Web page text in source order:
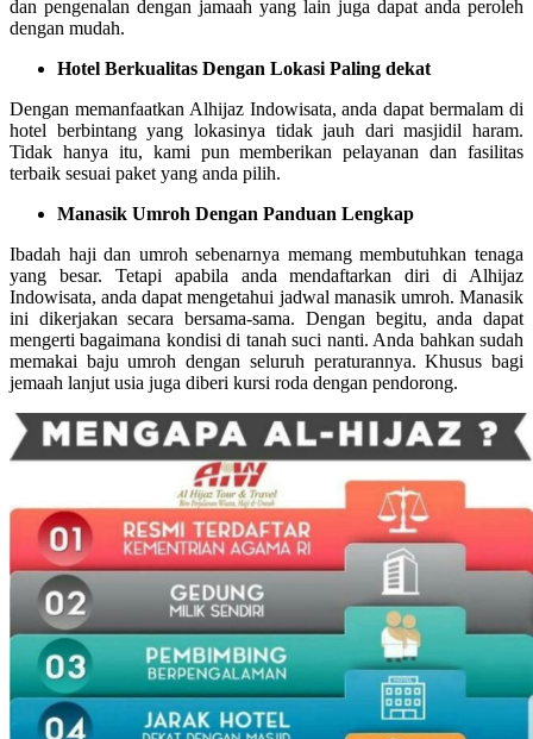
dan pengenalan dengan jamaah yang lain juga dapat anda peroleh
dengan mudah.
Hotel Berkualitas Dengan Lokasi Paling dekat
Dengan memanfaatkan Alhijaz Indowisata, anda dapat bermalam di
hotel berbintang yang lokasinya tidak jauh dari masjidil haram.
Tidak hanya itu, kami pun memberikan pelayanan dan fasilitas
terbaik sesuai paket yang anda pilih.
Manasik Umroh Dengan Panduan Lengkap
Ibadah haji dan umroh sebenarnya memang membutuhkan tenaga
yang besar. Tetapi apabila anda mendaftarkan diri di Alhijaz
Indowisata, anda dapat mengetahui jadwal manasik umroh. Manasik
ini dikerjakan secara bersama-sama. Dengan begitu, anda dapat
mengerti bagaimana kondisi di tanah suci nanti. Anda bahkan sudah
memakai baju umroh dengan seluruh peraturannya. Khusus bagi
jemaah lanjut usia juga diberi kursi roda dengan pendorong.